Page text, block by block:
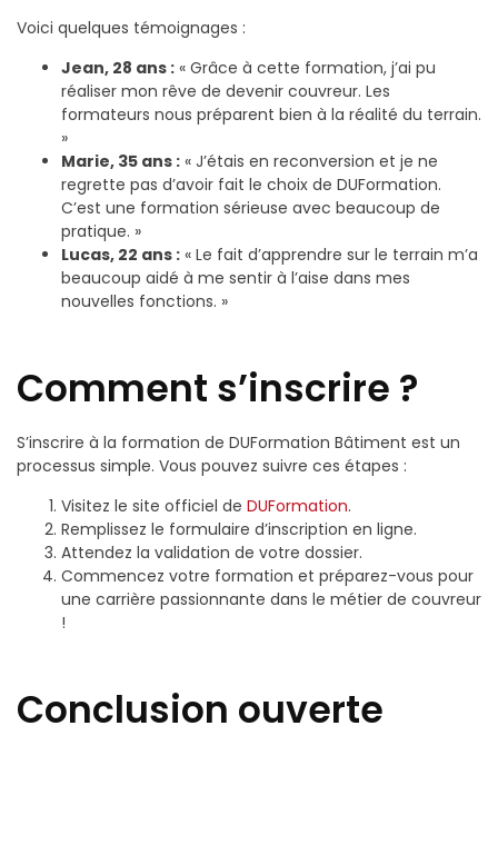
Voici quelques témoignages :
Jean, 28 ans : « Grâce à cette formation, j’ai pu
réaliser mon rêve de devenir couvreur. Les
formateurs nous préparent bien à la réalité du terrain.
»
Marie, 35 ans : « J’étais en reconversion et je ne
regrette pas d’avoir fait le choix de DUFormation.
C’est une formation sérieuse avec beaucoup de
pratique. »
Lucas, 22 ans : « Le fait d’apprendre sur le terrain m’a
beaucoup aidé à me sentir à l’aise dans mes
nouvelles fonctions. »
Comment s’inscrire ?
S’inscrire à la formation de DUFormation Bâtiment est un
processus simple. Vous pouvez suivre ces étapes :
Visitez le site officiel de DUFormation.
Remplissez le formulaire d’inscription en ligne.
Attendez la validation de votre dossier.
Commencez votre formation et préparez-vous pour
une carrière passionnante dans le métier de couvreur
!
Conclusion ouverte